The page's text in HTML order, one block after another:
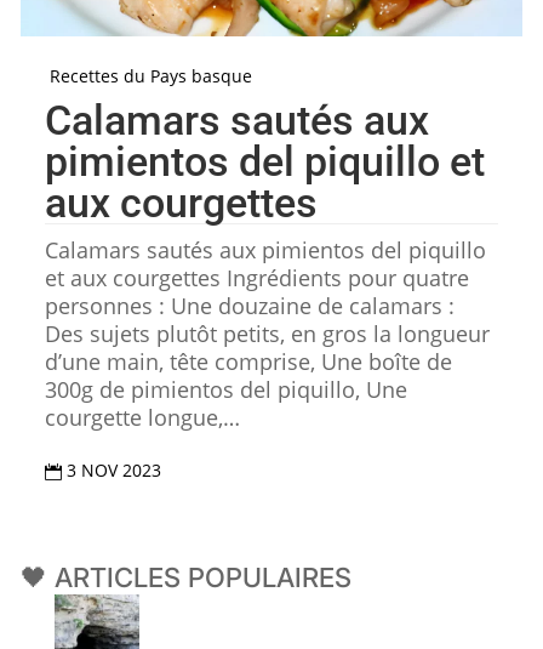
Recettes du Pays basque
Calamars sautés aux
pimientos del piquillo et
aux courgettes
Calamars sautés aux pimientos del piquillo
et aux courgettes Ingrédients pour quatre
personnes : Une douzaine de calamars :
Des sujets plutôt petits, en gros la longueur
d’une main, tête comprise, Une boîte de
300g de pimientos del piquillo, Une
courgette longue,…
 3 NOV 2023
🖤 ARTICLES POPULAIRES